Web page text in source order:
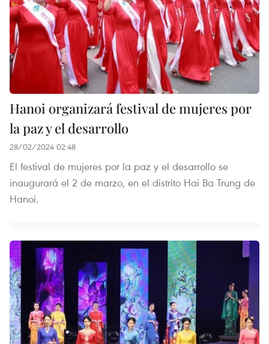
Hanoi organizará festival de mujeres por
la paz y el desarrollo
28/02/2024 02:48
El festival de mujeres por la paz y el desarrollo se
inaugurará el 2 de marzo, en el distrito Hai Ba Trung de
Hanoi.